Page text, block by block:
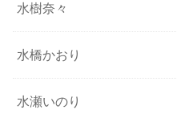
水樹奈々
水橋かおり
水瀬いのり